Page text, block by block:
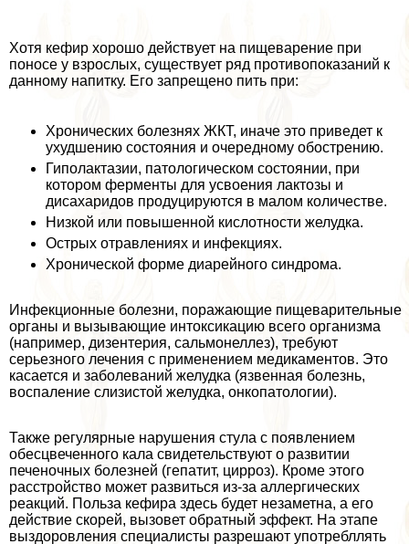
Хотя кефир хорошо действует на пищеварение при
поносе у взрослых, существует ряд противопоказаний к
данному напитку. Его запрещено пить при:
Хронических болезнях ЖКТ, иначе это приведет к
ухудшению состояния и очередному обострению.
Гиполактазии, патологическом состоянии, при
котором ферменты для усвоения лактозы и
дисахаридов продуцируются в малом количестве.
Низкой или повышенной кислотности желудка.
Острых отравлениях и инфекциях.
Хронической форме диарейного синдрома.
Инфекционные болезни, поражающие пищеварительные
органы и вызывающие интоксикацию всего организма
(например, дизентерия, сальмонеллез), требуют
серьезного лечения с применением медикаментов. Это
касается и заболеваний желудка (язвенная болезнь,
воспаление слизистой желудка, онкопатологии).
Также регулярные нарушения стула с появлением
обесцвеченного кала свидетельствуют о развитии
печеночных болезней (гепатит, цирроз). Кроме этого
расстройство может развиться из-за аллергических
реакций. Польза кефира здесь будет незаметна, а его
действие скорей, вызовет обратный эффект. На этапе
выздоровления специалисты разрешают употрeбллять